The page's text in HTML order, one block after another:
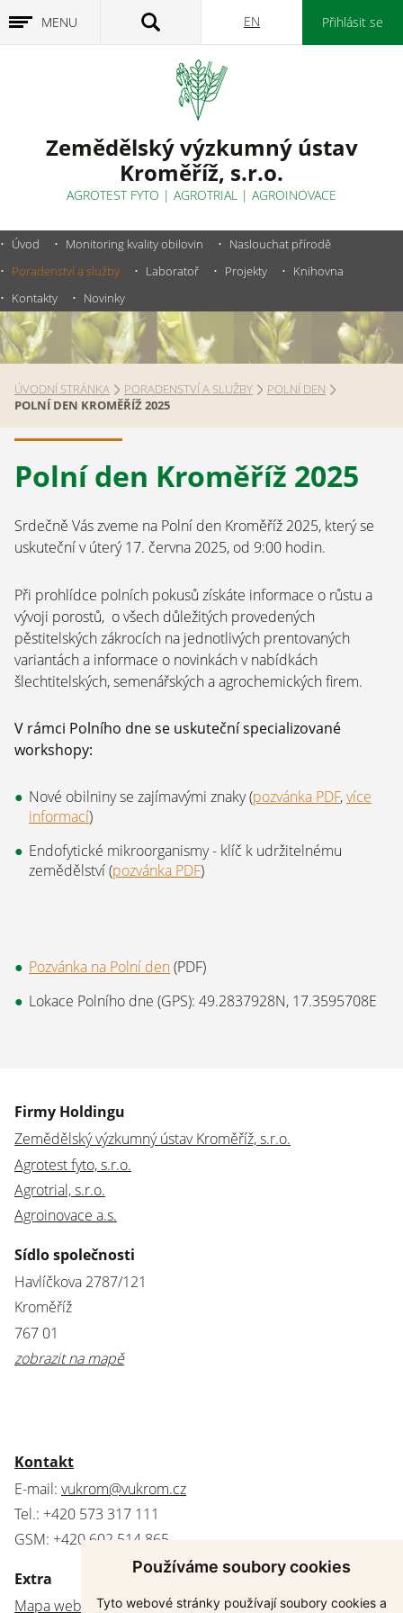
Používáme soubory cookies
Tyto webové stránky používají soubory cookies a
MENU
Zemědělský výzkumný ústav
Kroměříž, s.r.o.
AGROTEST FYTO | AGROTRIAL | AGROINOVACE
EN Přihlásit se
Úvod Monitoring kvality obilovin
Naslouchat přírodě
Poradenství a služby
Laboratoř Projekty
Knihovna
Kontakty
Novinky
ÚVODNÍ STRÁNKA PORADENSTVÍ A SLUŽBY
POLNÍ DEN
POLNÍ DEN KROMĚŘÍŽ 2025
Polní den Kroměříž 2025
Srdečně Vás zveme na Polní den Kroměříž 2025, který se
uskuteční v úterý 17. června 2025, od 9:00 hodin.
Při prohlídce polních pokusů získáte informace o růstu a
vývoji porostů, o všech důležitých provedených
pěstitelských zákrocích na jednotlivých prentovaných
variantách a informace o novinkách v nabídkách
šlechtitelských, semenářských a agrochemických firem.
V rámci Polního dne se uskuteční specializované
workshopy:
Nové obilniny se zajímavými znaky (pozvánka PDF,více
informací)
Endofytické mikroorganismy - klíč k udržitelnému
zemědělství (pozvánka PDF)
Pozvánka na Polní den(PDF)
Lokace Polního dne (GPS): 49.2837928N, 17.3595708E
Firmy Holdingu
Zemědělský výzkumný ústav Kroměříž, s.r.o.
Agrotest fyto, s.r.o.
Agrotrial, s.r.o.
Agroinovace a.s.
Sídlo společnosti
Havlíčkova 2787/121
Kroměříž
767 01
zobrazit na mapě
Kontakt
E-mail: vukrom@vukrom.cz
Tel.: +420 573 317 111
GSM: +420 602 514 865
Extra
Mapa webu